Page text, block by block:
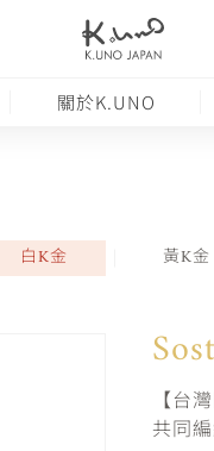
關於K.UNO
白K金 黃K金
【台
共同